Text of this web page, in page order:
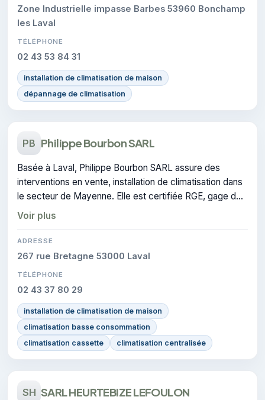
Zone Industrielle impasse Barbes 53960 Bonchamp
les Laval
TÉLÉPHONE
02 43 53 84 31
installation de climatisation de maison
dépannage de climatisation
PB Philippe Bourbon SARL
Basée à Laval, Philippe Bourbon SARL assure des
interventions en vente, installation de climatisation dans
le secteur de Mayenne. Elle est certifiée RGE, gage de
conformité sur les interventions réalisées.
Voir plus
ADRESSE
267 rue Bretagne 53000 Laval
TÉLÉPHONE
02 43 37 80 29
installation de climatisation de maison
climatisation basse consommation
climatisation cassette
climatisation centralisée
SH SARL HEURTEBIZE LEFOULON